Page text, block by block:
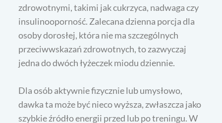
zdrowotnymi, takimi jak cukrzyca, nadwaga czy
insulinooporność. Zalecana dzienna porcja dla
osoby dorosłej, która nie ma szczególnych
przeciwwskazań zdrowotnych, to zazwyczaj
jedna do dwóch łyżeczek miodu dziennie.
Dla osób aktywnie fizycznie lub umysłowo,
dawka ta może być nieco wyższa, zwłaszcza jako
szybkie źródło energii przed lub po treningu. W